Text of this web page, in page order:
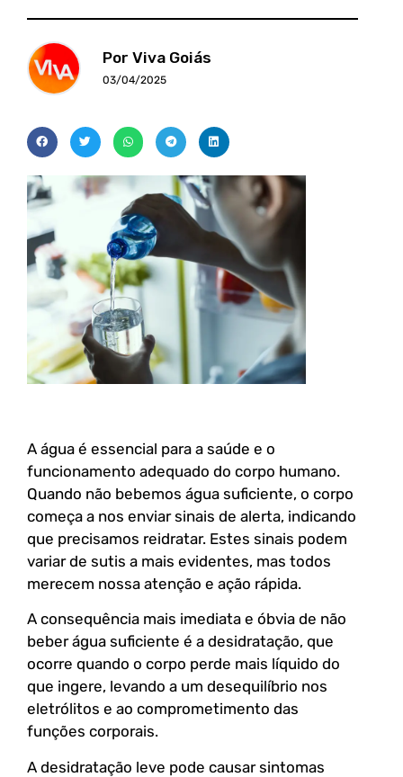
Por Viva Goiás
03/04/2025
A água é essencial para a saúde e o
funcionamento adequado do corpo humano.
Quando não bebemos água suficiente, o corpo
começa a nos enviar sinais de alerta, indicando
que precisamos reidratar. Estes sinais podem
variar de sutis a mais evidentes, mas todos
merecem nossa atenção e ação rápida.
A consequência mais imediata e óbvia de não
beber água suficiente é a desidratação, que
ocorre quando o corpo perde mais líquido do
que ingere, levando a um desequilíbrio nos
eletrólitos e ao comprometimento das
funções corporais.
A desidratação leve pode causar sintomas